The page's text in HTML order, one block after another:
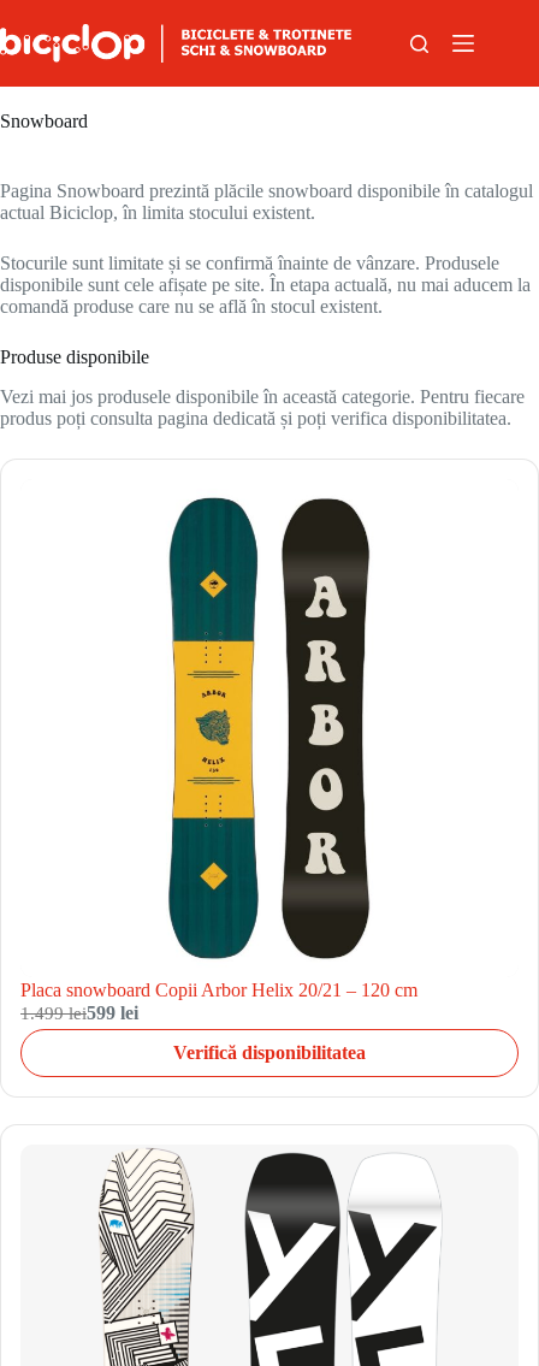
Snowboard
Pagina Snowboard prezintă plăcile snowboard disponibile în catalogul
actual Biciclop, în limita stocului existent.
Stocurile sunt limitate și se confirmă înainte de vânzare. Produsele
disponibile sunt cele afișate pe site. În etapa actuală, nu mai aducem la
comandă produse care nu se află în stocul existent.
Produse disponibile
Vezi mai jos produsele disponibile în această categorie. Pentru fiecare
produs poți consulta pagina dedicată și poți verifica disponibilitatea.
Placa snowboard Copii Arbor Helix 20/21 – 120 cm
1.499 lei599 lei
Verifică disponibilitatea